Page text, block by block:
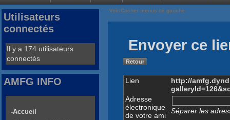
Voir/Cacher menus de gauche
Envoyer ce
Retour
Lien
http://
Adresse
électronique
de votre ami
Séparer les
Utilisateurs
connectés
Il y a 174 utilisateurs
connectés
AMFG INFO
-Accueil